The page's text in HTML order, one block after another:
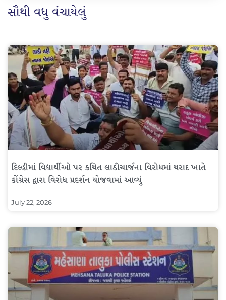
સૌથી વધુ વંચાયેલું
દિલ્હીમાં વિદ્યાર્થીઓ પર કથિત લાઠીચાર્જના વિરોધમાં થરાદ ખાતે
કોંગ્રેસ દ્વારા વિરોધ પ્રદર્શન યોજવામાં આવ્યું
July 22, 2026